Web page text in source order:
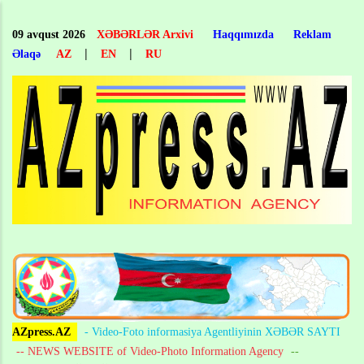
main
content
09 avqust 2026 XƏBƏRLƏR Arxivi Haqqımızda
Reklam
Əlaqə
AZ | EN | RU
AZpress.AZ
- Video-Foto informasiya Agentliyinin XƏBƏR SAYTI
-- NEWS WEBSITE of Video-Photo Information Agency --